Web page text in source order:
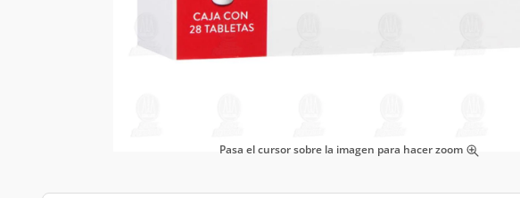
Pasa el cursor sobre la imagen para hacer zoom